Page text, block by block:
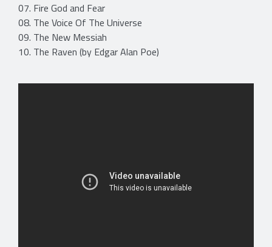
07. Fire God and Fear
08. The Voice Of The Universe
09. The New Messiah
10. The Raven (by Edgar Alan Poe)